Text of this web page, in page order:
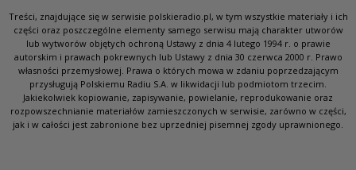
Treści, znajdujące się w serwisie polskieradio.pl, w tym wszystkie materiały i ich
części oraz poszczególne elementy samego serwisu mają charakter utworów
lub wytworów objętych ochroną Ustawy z dnia 4 lutego 1994 r. o prawie
autorskim i prawach pokrewnych lub Ustawy z dnia 30 czerwca 2000 r. Prawo
własności przemysłowej. Prawa o których mowa w zdaniu poprzedzającym
przysługują Polskiemu Radiu S.A. w likwidacji lub podmiotom trzecim.
Jakiekolwiek kopiowanie, zapisywanie, powielanie, reprodukowanie oraz
rozpowszechnianie materiałów zamieszczonych w serwisie, zarówno w części,
jak i w całości jest zabronione bez uprzedniej pisemnej zgody uprawnionego.